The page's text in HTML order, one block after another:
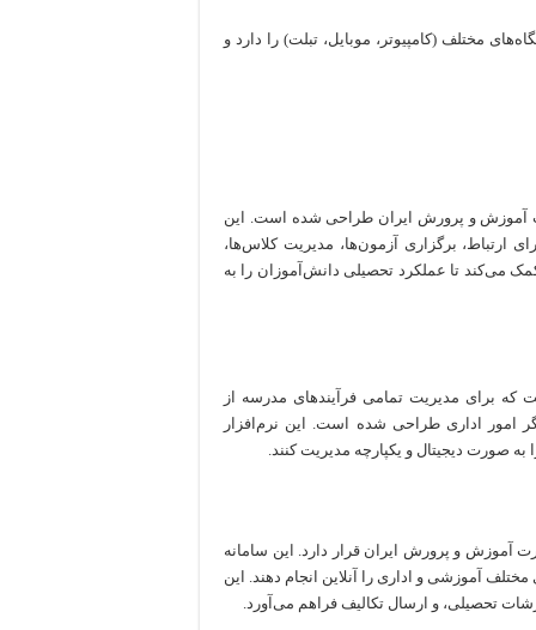
مختلف (کامپیوتر، موبایل، تبلت) را دارد و
آموزش و پرورش ایران طراحی شده است. این
ارتباط، برگزاری آزمون‌ها، مدیریت کلاس‌ها،
می‌کند تا عملکرد تحصیلی دانش‌آموزان را به
برای مدیریت تمامی فرآیندهای مدرسه از
امور اداری طراحی شده است. این نرم‌افزار
صورت دیجیتال و یکپارچه مدیریت کنند.
و پرورش ایران قرار دارد. این سامانه
آموزشی و اداری را آنلاین انجام دهند. این
تحصیلی، و ارسال تکالیف فراهم می‌آورد.